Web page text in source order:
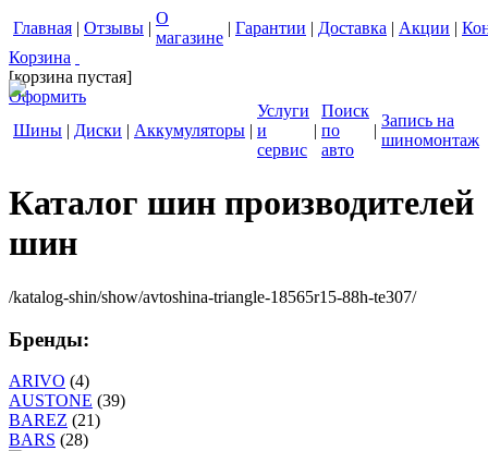
Главная | Отзывы |
О
магазине
| Гарантии | Доставка | Акции |
Корзина
[корзина пустая]
Оформить
Шины | Диски | Аккумуляторы |
Услуги
и
сервис
|
Поиск
по
авто
|
Запись на
шиномонтаж
Каталог шин производителей
шин
/katalog-shin/show/avtoshina-triangle-18565r15-88h-te307/
Бренды:
ARIVO (4)
AUSTONE (39)
BAREZ (21)
BARS (28)